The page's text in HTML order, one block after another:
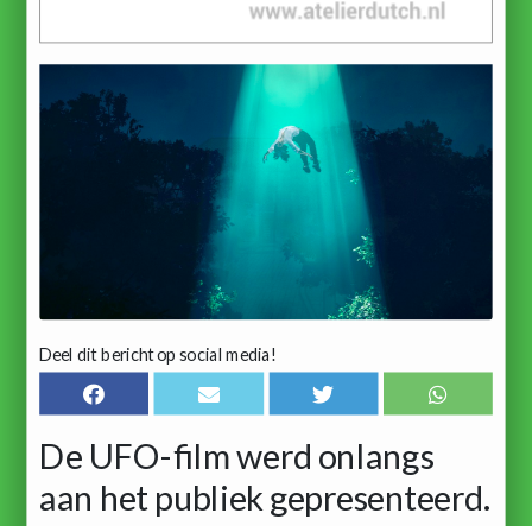
Deel dit bericht op social media!
De UFO-film werd onlangs
aan het publiek gepresenteerd.